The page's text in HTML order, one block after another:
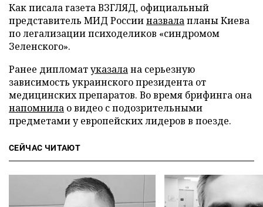
Как писала газета ВЗГЛЯД, официальный
представитель МИД Россииназвалапланы Киева
по легализации психоделиков «синдромом
Зеленского».
Ранее дипломатуказалана серьезную
зависимость украинского президента от
медицинских препаратов. Во время брифинга она
напомнила о видео с подозрительными
предметами у европейских лидеров в поезде.
СЕЙЧАС ЧИТАЮТ